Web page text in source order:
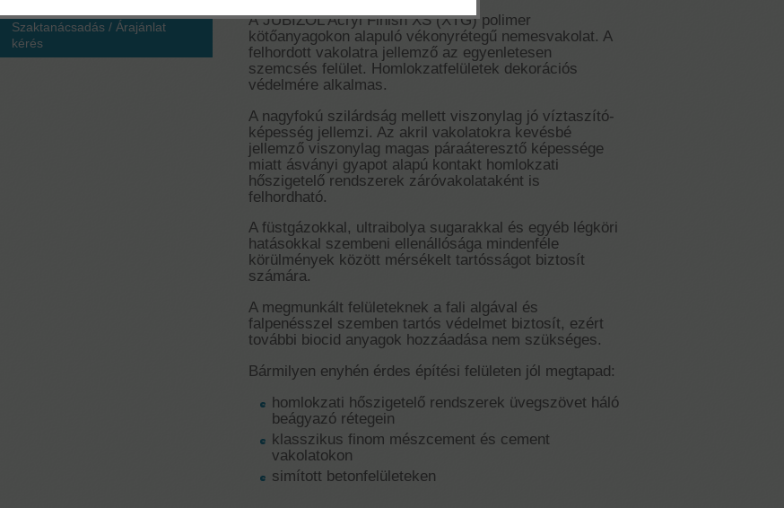
A JUBIZOL Acryl Finish XS (XTG) polimer
kötőanyagokon alapuló vékonyrétegű nemesvakolat. A
felhordott vakolatra jellemző az egyenletesen
szemcsés felület. Homlokzatfelületek dekorációs
védelmére alkalmas.
A nagyfokú szilárdság mellett viszonylag jó víztaszító-
képesség jellemzi. Az akril vakolatokra kevésbé
jellemző viszonylag magas páraáteresztő képessége
miatt ásványi gyapot alapú kontakt homlokzati
hőszigetelő rendszerek záróvakolataként is
felhordható.
A füstgázokkal, ultraibolya sugarakkal és egyéb légköri
hatásokkal szembeni ellenállósága mindenféle
körülmények között mérsékelt tartósságot biztosít
számára.
A megmunkált felületeknek a fali algával és
falpenésszel szemben tartós védelmet biztosít, ezért
további biocid anyagok hozzáadása nem szükséges.
Bármilyen enyhén érdes építési felületen jól megtapad:
homlokzati hőszigetelő rendszerek üvegszövet háló
beágyazó rétegein
klasszikus finom mészcement és cement
vakolatokon
simított betonfelületeken
Szaktanácsadás / Árajánlat
kérés